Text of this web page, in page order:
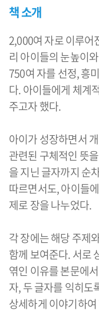
책 소개
2,000여 자로 이루어
리 아이들의 눈높이
750여 자를 선정, 흥
다. 아이들에게 체계
주고자 했다.
아이가 성장하면서
관련된 구체적인 뜻
을 지닌 글자까지 순
따르면서도, 아이들
제로 장을 나누었다.
각 장에는 해당 주제
함께 보여준다. 서로
엮인 이유를 본문에
자, 두 글자를 익히도
상세하게 이야기하